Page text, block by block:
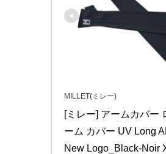
MILLET(ミレー)
[ミレー] アームカバー
ーム カバー UV Long
New Logo_Black-Noir